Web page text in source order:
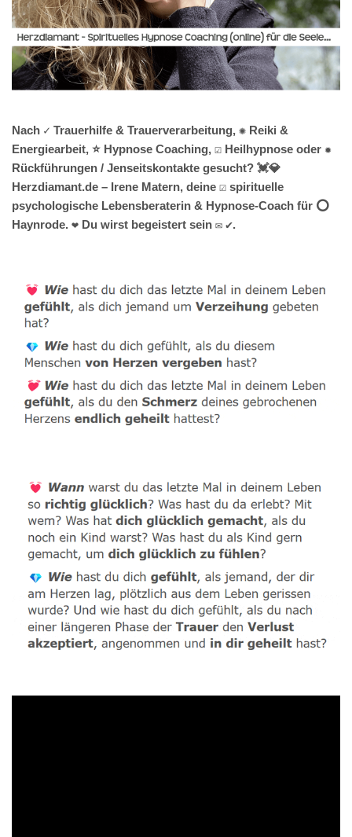
Nach ✓ Trauerhilfe & Trauerverarbeitung, ✺ Reiki &
Energiearbeit, ⭐ Hypnose Coaching, ☑️ Heilhypnose oder ✹
Rückführungen / Jenseitskontakte gesucht? 💓️💎
Herzdiamant.de – Irene Matern, deine ☑️ spirituelle
psychologische Lebensberaterin & Hypnose-Coach für ⭕
Haynrode. ❤ Du wirst begeistert sein ✉ ✔.